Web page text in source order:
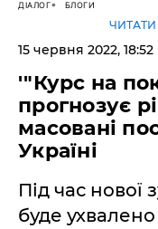
ДІАЛОГ БЛОГИ
15 червня 2022, 18:52
'"Курс на
прогнозує
масовані
Україні
Під час нової
буде